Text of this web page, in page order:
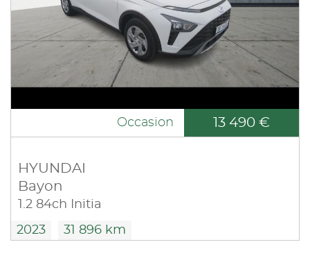
Occasion 13 490 €
HYUNDAI
Bayon
1.2 84ch Initia
2023 31 896 km